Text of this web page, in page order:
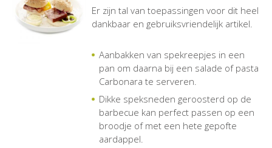
Er zijn tal van toepassingen voor dit heel
dankbaar en gebruiksvriendelijk artikel.
Aanbakken van spekreepjes in een
pan om daarna bij een salade of pasta
Carbonara te serveren.
Dikke speksneden geroosterd op de
barbecue kan perfect passen op een
broodje of met een hete gepofte
aardappel.